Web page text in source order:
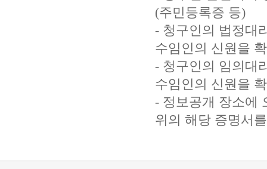
(주민등록증 등)
- 청구인의 법정대
수임인의 신원을
- 청구인의 임의대
수임인의 신원을
- 정보공개 장소에
위의 해당 증명서